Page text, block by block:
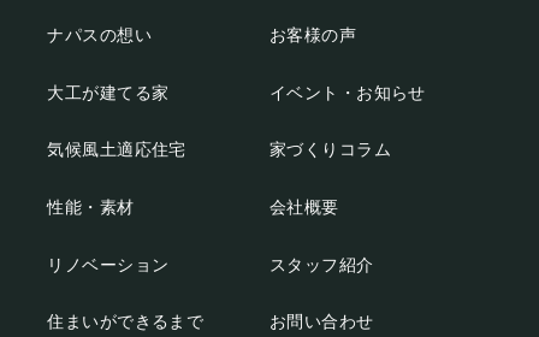
ナパスの想い
大工が建てる家
気候風土適応住宅
性能・素材
リノベーション
住まいができるまで
お客様の声
イベント・お知らせ
家づくりコラム
会社概要
スタッフ紹介
お問い合わせ